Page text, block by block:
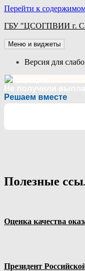
Перейти к
ГБУ "ЦСОГПВИИ г.
Меню и виджеты
Версия для
Решаем вместе
Полезные
Оценка качества
Президент